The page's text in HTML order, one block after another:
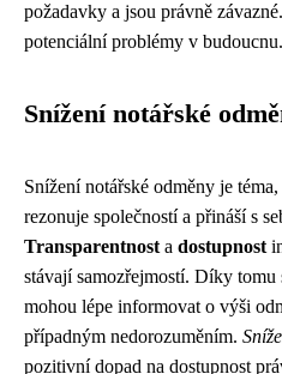
požadavky a jsou právně
potenciální problémy v budoucnu.
Snížení notářské
Snížení notářské odměny je
rezonuje společností a přináší s
Transparentnost a dostupnost
stávají samozřejmostí. Díky tomu
mohou lépe informovat o výši
případným nedorozuměním.
pozitivní dopad na dostupnost